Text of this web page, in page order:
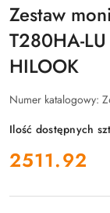
Zestaw
T280HA-
HILOOK
Numer katalogowy:
Ilość dostępnych
cena:
2511.92